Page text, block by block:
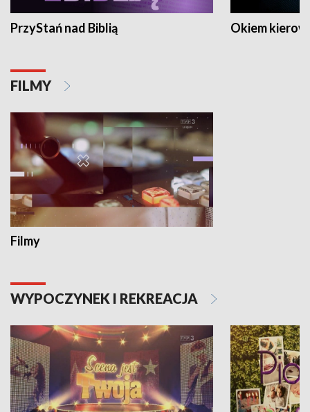
PrzyStań nad Biblią Okiem
FILMY
Filmy
WYPOCZYNEK I REKREACJA